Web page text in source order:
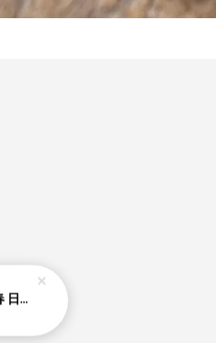
2023兔年方福 春聯揮春 日日是好日 (2尺寸)